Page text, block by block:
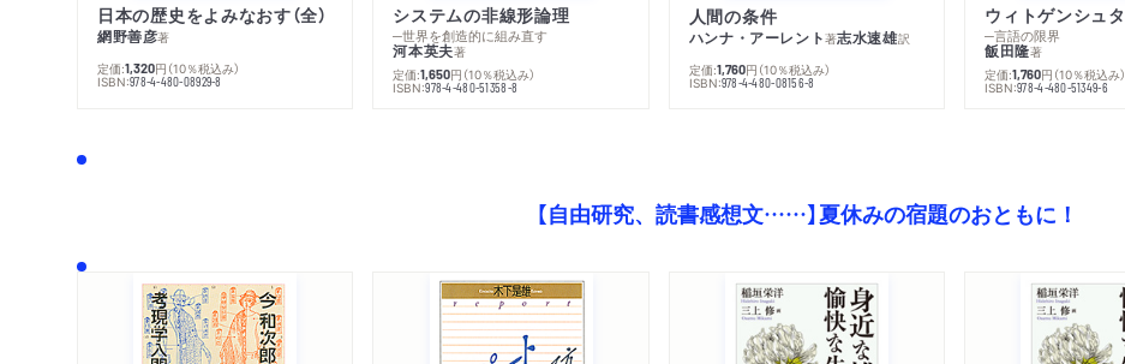
日本の歴史をよみなおす（全）
網野善彦著
定価:1,320円 （10％税込み）
ISBN:978-4-480-08929-8
システムの非線形論理
─世界を創造的に組み直す
河本英夫著
定価:1,650円 （10％税込み）
ISBN:978-4-480-51358-8
人間の条件
ハンナ・アーレント著志水速雄訳
定価:1,760円 （10％税込み）
ISBN:978-4-480-08156-8
─言語の限界
飯田隆著
定価:1,760円 （10％税込み）
ISBN:978-4-480-51349-6
【自由研究、読書感想文……】夏休みの宿題のおともに！